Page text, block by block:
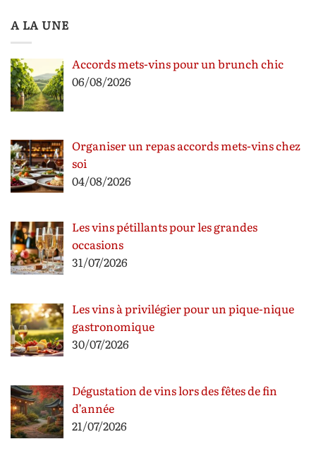
A LA UNE
Accords mets-vins pour un brunch chic
06/08/2026
Organiser un repas accords mets-vins chez
soi
04/08/2026
Les vins pétillants pour les grandes
occasions
31/07/2026
Les vins à privilégier pour un pique-nique
gastronomique
30/07/2026
Dégustation de vins lors des fêtes de fin
d’année
21/07/2026